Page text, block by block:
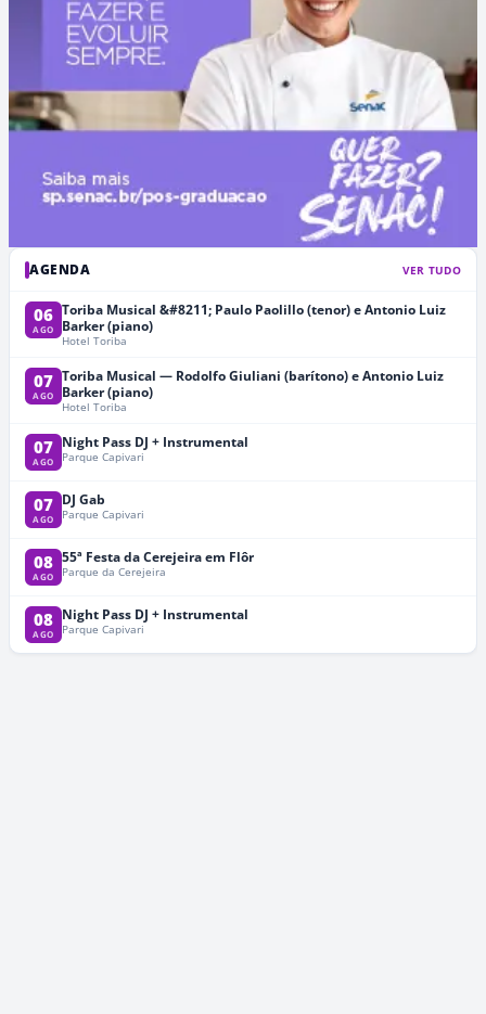
AGENDA VER TUDO
06
AGO
Toriba Musical &#8211; Paulo Paolillo (tenor) e Antonio Luiz
Barker (piano)
Hotel Toriba
07
AGO
Toriba Musical — Rodolfo Giuliani (barítono) e Antonio Luiz
Barker (piano)
Hotel Toriba
07
AGO
Night Pass DJ + Instrumental
Parque Capivari
07
AGO
DJ Gab
Parque Capivari
08
AGO
55ª Festa da Cerejeira em Flôr
Parque da Cerejeira
08
AGO
Night Pass DJ + Instrumental
Parque Capivari